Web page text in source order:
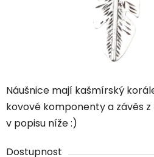
Náušnice mají kašmírský
kovové komponenty a závěs
v popisu níže :)
Dostupnost